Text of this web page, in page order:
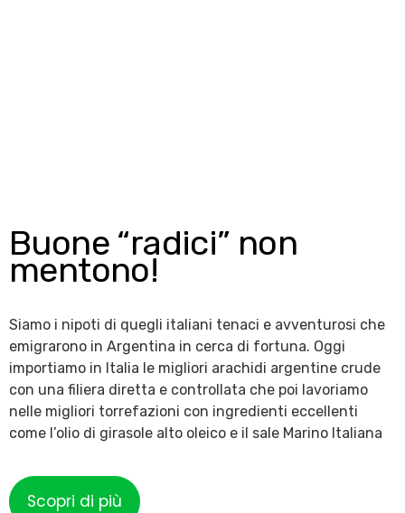
Buone “radici” non
mentono!
Siamo i nipoti di quegli italiani tenaci e avventurosi che
emigrarono in Argentina in cerca di fortuna. Oggi
importiamo in Italia le migliori arachidi argentine crude
con una filiera diretta e controllata che poi lavoriamo
nelle migliori torrefazioni con ingredienti eccellenti
come l’olio di girasole alto oleico e il sale Marino Italiana
Scopri di più